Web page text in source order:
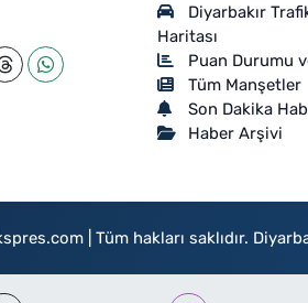
Diyarbakır
Haritası
Puan Durumu
Tüm Manşetler
Son Dakika
Haber Arşivi
| Tüm hakları saklıdır.